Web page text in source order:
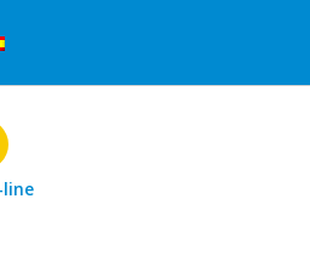
line